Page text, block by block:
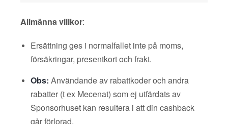
Allmänna villkor:
Ersättning ges i normalfallet inte på moms,
försäkringar, presentkort och frakt.
Obs: Användande av rabattkoder och andra
rabatter (t ex Mecenat) som ej utfärdats av
Sponsorhuset kan resultera i att din cashback
går förlorad.